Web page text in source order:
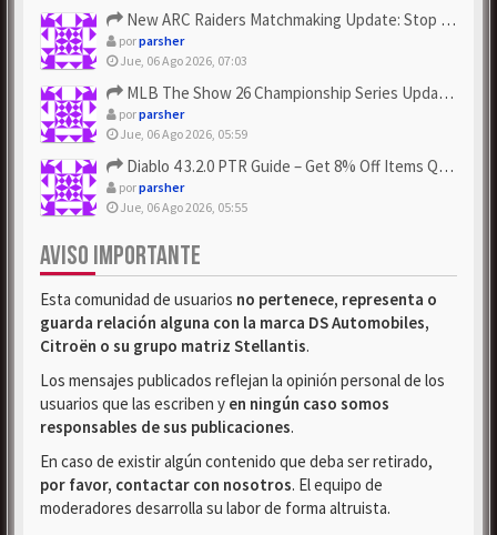
New ARC Raiders Matchmaking Update: Stop Failed - Grab Bluep...
porparsher
Jue, 06 Ago 2026, 07:03
MLB The Show 26 Championship Series Update! Get Cheap & ...
porparsher
Jue, 06 Ago 2026, 05:59
Diablo 4 3.2.0 PTR Guide – Get 8% Off Items Quickly to Test ...
porparsher
Jue, 06 Ago 2026, 05:55
AVISO IMPORTANTE
Esta comunidad de usuarios no pertenece, representa o
guarda relación alguna con la marca DS Automobiles,
Citroën o su grupo matriz Stellantis.
Los mensajes publicados reflejan la opinión personal de los
usuarios que las escriben y en ningún caso somos
responsables de sus publicaciones.
En caso de existir algún contenido que deba ser retirado,
por favor, contactar con nosotros. El equipo de
moderadores desarrolla su labor de forma altruista.